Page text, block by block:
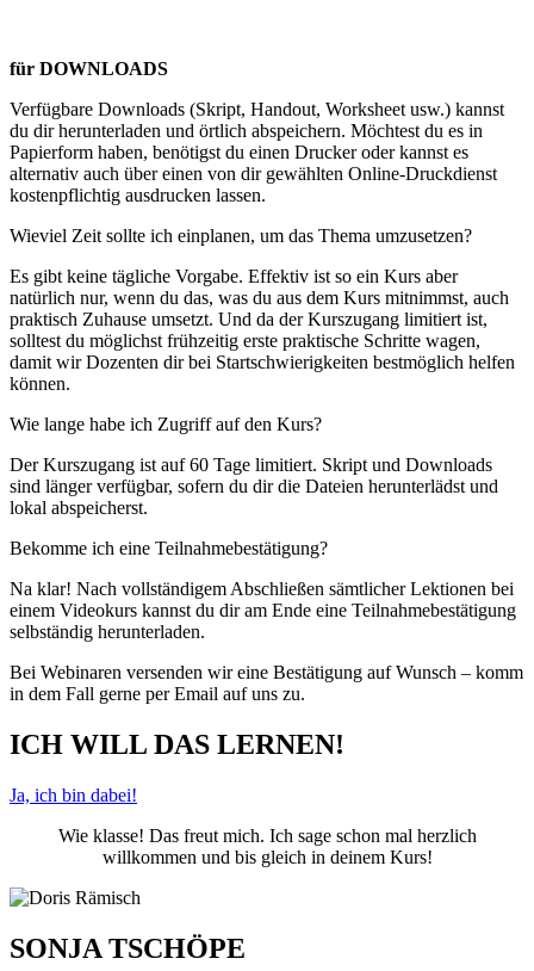
für DOWNLOADS
Verfügbare Downloads (Skript, Handout, Worksheet usw.) kannst
du dir herunterladen und örtlich abspeichern. Möchtest du es in
Papierform haben, benötigst du einen Drucker oder kannst es
alternativ auch über einen von dir gewählten Online-Druckdienst
kostenpflichtig ausdrucken lassen.
Wieviel Zeit sollte ich einplanen, um das Thema umzusetzen?
Es gibt keine tägliche Vorgabe. Effektiv ist so ein Kurs aber
natürlich nur, wenn du das, was du aus dem Kurs mitnimmst, auch
praktisch Zuhause umsetzt. Und da der Kurszugang limitiert ist,
solltest du möglichst frühzeitig erste praktische Schritte wagen,
damit wir Dozenten dir bei Startschwierigkeiten bestmöglich helfen
können.
Wie lange habe ich Zugriff auf den Kurs?
Der Kurszugang ist auf 60 Tage limitiert. Skript und Downloads
sind länger verfügbar, sofern du dir die Dateien herunterlädst und
lokal abspeicherst.
Bekomme ich eine Teilnahmebestätigung?
Na klar! Nach vollständigem Abschließen sämtlicher Lektionen bei
einem Videokurs kannst du dir am Ende eine Teilnahmebestätigung
selbständig herunterladen.
Bei Webinaren versenden wir eine Bestätigung auf Wunsch – komm
in dem Fall gerne per Email auf uns zu.
ICH WILL DAS LERNEN!
Ja, ich bin dabei!
Wie klasse! Das freut mich. Ich sage schon mal herzlich
willkommen und bis gleich in deinem Kurs!
SONJA TSCHÖPE